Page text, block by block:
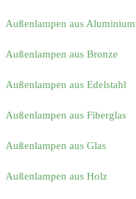
Außenlampen aus Aluminium
Außenlampen aus Bronze
Außenlampen aus Edelstahl
Außenlampen aus Fiberglas
Außenlampen aus Glas
Außenlampen aus Holz